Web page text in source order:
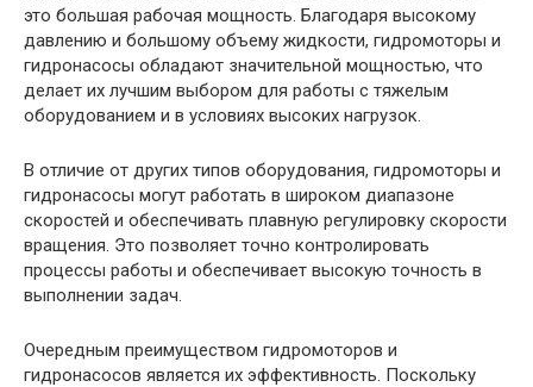
это большая рабочая мощность. Благодаря высокому
давлению и большому объему жидкости, гидромоторы и
гидронасосы обладают значительной мощностью, что
делает их лучшим выбором для работы с тяжелым
оборудованием и в условиях высоких нагрузок.
В отличие от других типов оборудования, гидромоторы и
гидронасосы могут работать в широком диапазоне
скоростей и обеспечивать плавную регулировку скорости
вращения. Это позволяет точно контролировать
процессы работы и обеспечивает высокую точность в
выполнении задач.
Очередным преимуществом гидромоторов и
гидронасосов является их эффективность. Поскольку